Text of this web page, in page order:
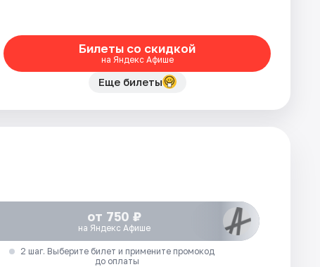
Билеты со скидкой
на Яндекс Афише
Еще билеты
от 750 ₽
на Яндекс Афише
2 шаг. Выберите билет и примените промокод
до оплаты